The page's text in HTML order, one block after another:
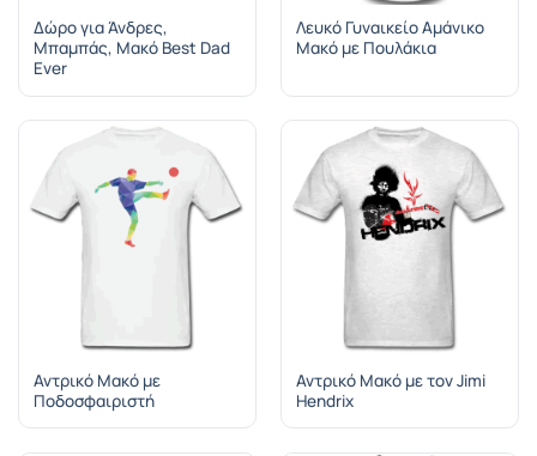
Δώρο για Άνδρες,
Μπαμπάς, Μακό Best Dad
Ever
Λευκό Γυναικείο Αμάνικο
Μακό με Πουλάκια
Αντρικό Μακό με
Ποδοσφαιριστή
Αντρικό Μακό με τον Jimi
Hendrix